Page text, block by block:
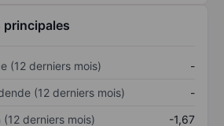
principales
(12 derniers mois)
-
(12 derniers mois)
-
derniers mois)
-1,67